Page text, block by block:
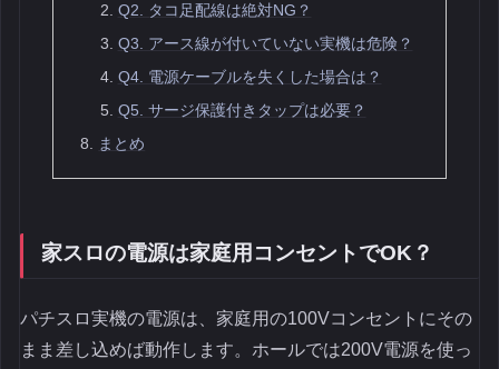
Q2. タコ足配線は絶対NG？
Q3. アース線が付いていない実機は危険？
Q4. 電源ケーブルを失くした場合は？
Q5. サージ保護付きタップは必要？
まとめ
家スロの電源は家庭用コンセントでOK？
パチスロ実機の電源は、家庭用の100Vコンセントにその
まま差し込めば動作します。ホールでは200V電源を使っ